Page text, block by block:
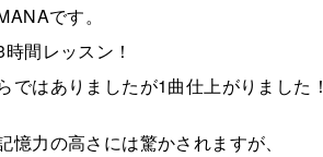
です。
間レッスン！
ではありましたが1曲仕上がりました！
憶力の高さには驚かされますが、